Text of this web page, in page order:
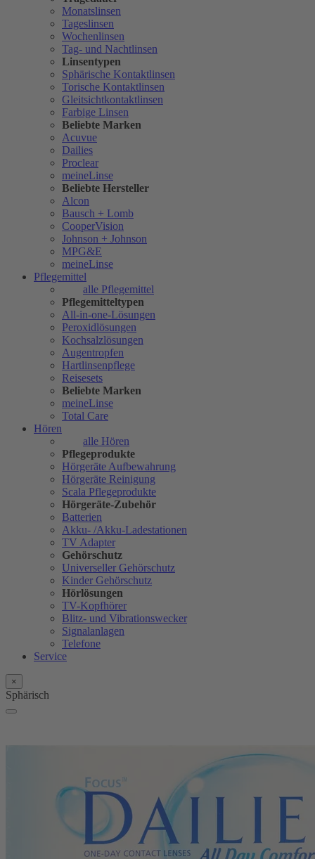
Monatslinsen
Tageslinsen
Wochenlinsen
Tag- und Nachtlinsen
Linsentypen
Sphärische Kontaktlinsen
Torische Kontaktlinsen
Gleitsichtkontaktlinsen
Farbige Linsen
Beliebte Marken
Acuvue
Dailies
Proclear
meineLinse
Beliebte Hersteller
Alcon
Bausch + Lomb
CooperVision
Johnson + Johnson
MPG&E
meineLinse
Pflegemittel
alle Pflegemittel
Pflegemitteltypen
All-in-one-Lösungen
Peroxidlösungen
Kochsalzlösungen
Augentropfen
Hartlinsenpflege
Reisesets
Beliebte Marken
meineLinse
Total Care
Hören
alle Hören
Pflegeprodukte
Hörgeräte Aufbewahrung
Hörgeräte Reinigung
Scala Pflegeprodukte
Hörgeräte-Zubehör
Batterien
Akku- /Akku-Ladestationen
TV Adapter
Gehörschutz
Universeller Gehörschutz
Kinder Gehörschutz
Hörlösungen
TV-Kopfhörer
Blitz- und Vibrationswecker
Signalanlagen
Telefone
Service
×
Sphärisch